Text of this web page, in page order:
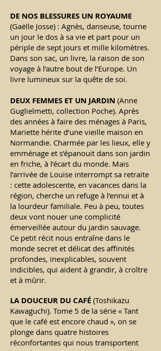
DE NOS BLESSURES UN ROYAUME
(Gaëlle Josse) : Agnès, danseuse, tourne
un jour le dos à sa vie et part pour un
périple de sept jours et mille kilomètres.
Dans son sac, un livre, la raison de son
voyage à l’autre bout de l’Europe. Un
livre lumineux sur la quête de soi.
DEUX FEMMES ET UN JARDIN (Anne
Guglielmetti, collection Poche). Après
des années à faire des ménages à Paris,
Mariette hérite d’une vieille maison en
Normandie. Charmée par les lieux, elle y
emménage et s’épanouit dans son jardin
en friche, à l’écart du monde. Mais
l’arrivée de Louise interrompt sa retraite
: cette adolescente, en vacances dans la
région, cherche un refuge à l’ennui et à
la lourdeur familiale. Peu à peu, toutes
deux vont nouer une complicité
émerveillée autour du jardin sauvage.
Ce petit récit nous entraîne dans le
monde secret et délicat des affinités
profondes, inexplicables, souvent
indicibles, qui aident à grandir, à croître
et à mûrir.
LA DOUCEUR DU CAFÉ (Toshikazu
Kawaguchi). Tome 5 de la série « Tant
que le café est encore chaud », on se
plonge dans quatre histoires
réconfortantes qui nous transportent